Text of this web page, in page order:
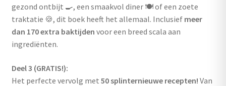
gezond ontbijt 🍳, een smaakvol diner 🍽️ of een zoete
traktatie 🍪, dit boek heeft het allemaal. Inclusief meer
dan 170 extra baktijden voor een breed scala aan
ingrediënten.
Deel 3 (GRATIS!):
Het perfecte vervolg met 50 splinternieuwe recepten! Van